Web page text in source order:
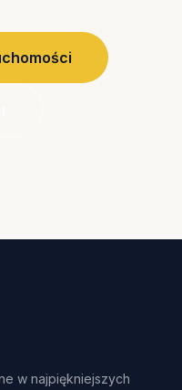
w najpiękniejszych